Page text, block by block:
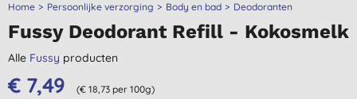
Home Persoonlijke verzorging Body en bad Deodoranten
Fussy Deodorant Refill - Kokosmelk
Alle Fussy producten
€ 7,49 (€ 18,73 per 100g)